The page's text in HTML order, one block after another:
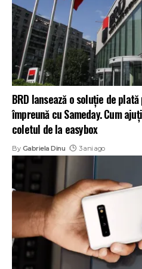
BRD lansează o soluție de
împreună cu Sameday. Cum
coletul de la easybox
By Gabriela Dinu 3 ani ago